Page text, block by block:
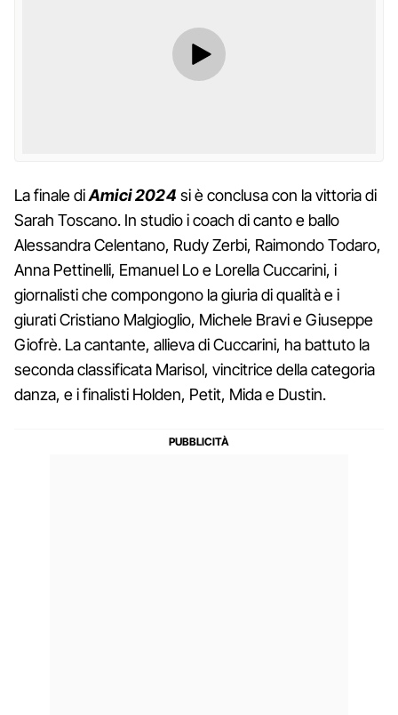
La finale diAmici 2024 si è conclusa con la vittoria di
Sarah Toscano. In studio i coach di canto e ballo
Alessandra Celentano, Rudy Zerbi, Raimondo Todaro,
Anna Pettinelli, Emanuel Lo e Lorella Cuccarini, i
giornalisti che compongono la giuria di qualità e i
giurati Cristiano Malgioglio, Michele Bravi e Giuseppe
Giofrè. La cantante, allieva di Cuccarini, ha battuto la
seconda classificata Marisol, vincitrice della categoria
danza, e i finalisti Holden, Petit, Mida e Dustin.